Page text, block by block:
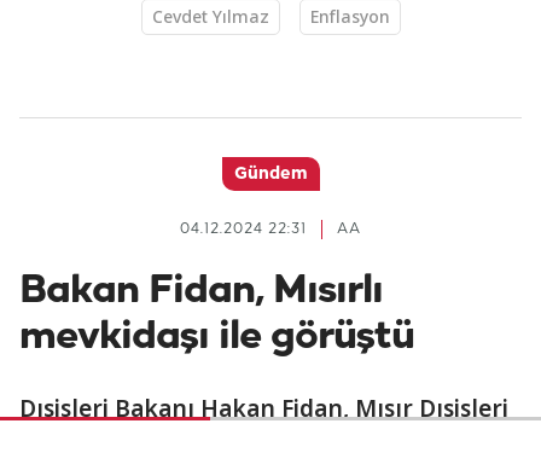
Cevdet Yılmaz Enflasyon
Gündem
AA
04.12.2024 22:31
Bakan Fidan, Mısırlı
mevkidaşı ile görüştü
Dışişleri Bakanı Hakan Fidan, Mısır Dışişleri